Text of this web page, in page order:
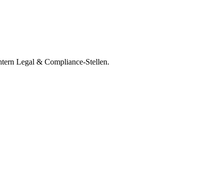
Legal & Compliance-Stellen.